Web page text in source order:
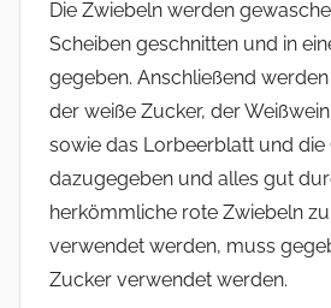
Die Zwiebeln werden
Scheiben geschnitten und in
gegeben. Anschließend
der weiße Zucker, der
sowie das Lorbeerblatt und die
dazugegeben und alles gut
herkömmliche rote Zwiebeln
verwendet werden, muss
Zucker verwendet werden.